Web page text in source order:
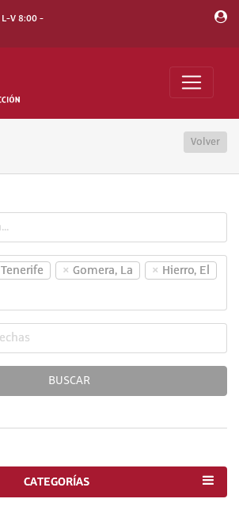
L-V 8:00 -
Volver
Tenerife × Gomera, La × Hierro, El
BUSCAR
CATEGORÍAS